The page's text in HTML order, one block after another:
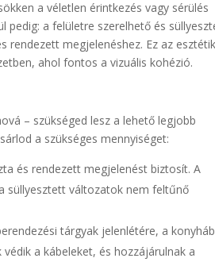
a véletlen érintkezés vagy sérülés
pedig: a felületre szerelhető és
rendezett megjelenéshez. Ez az
ahol fontos a vizuális kohézió.
– szükséged lesz a lehető legjobb
a szükséges mennyiséget:
és rendezett megjelenést biztosít. A
süllyesztett változatok nem feltűnő
tárgyak jelenlétére, a
a kábeleket, és hozzájárulnak a